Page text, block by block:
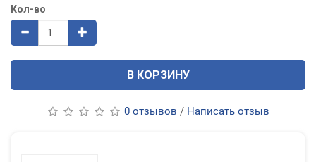
Кол-во
В КОРЗИНУ
0 отзывов / Написать отзыв